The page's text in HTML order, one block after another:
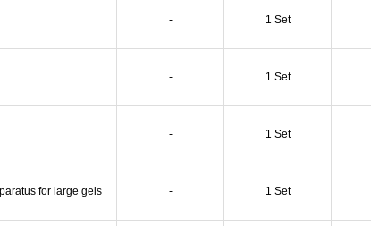
- 1 Set
- 1 Set
- 1 Set
for large gels - 1 Set